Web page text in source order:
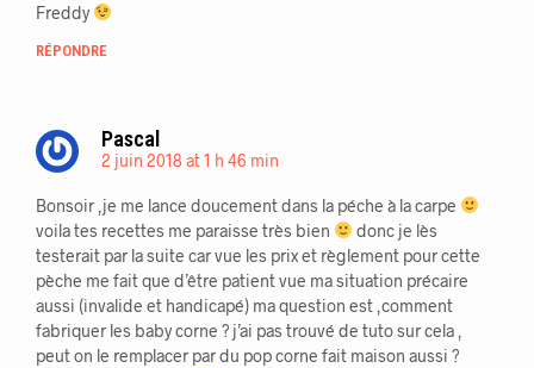
Freddy
RÉPONDRE
Pascal
2 juin 2018 at 1 h 46 min
Bonsoir ,je me lance doucement dans la péche à la carpe
voila tes recettes me paraisse très bien
donc je lès
testerait par la suite car vue les prix et règlement pour cette
pèche me fait que d’être patient vue ma situation précaire
aussi (invalide et handicapé) ma question est ,comment
fabriquer les baby corne ? j’ai pas trouvé de tuto sur cela ,
peut on le remplacer par du pop corne fait maison aussi ?